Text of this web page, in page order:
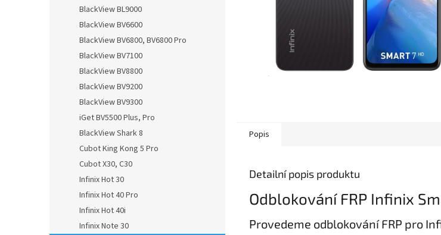
BlackView BL9000
BlackView BV6600
BlackView BV6800, BV6800 Pro
BlackView BV7100
BlackView BV8800
BlackView BV9200
BlackView BV9300
iGet BV5500 Plus, Pro
BlackView Shark 8
Cubot King Kong 5 Pro
Cubot X30, C30
Infinix Hot 30
Infinix Hot 40 Pro
Infinix Hot 40i
Infinix Note 30
Popis
Detailní popis produktu
Odblokování FRP Infinix
Provedeme odblokování FRP pro